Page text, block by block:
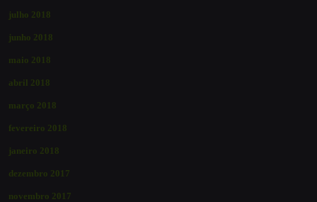
julho 2018
junho 2018
maio 2018
abril 2018
março 2018
fevereiro 2018
janeiro 2018
dezembro 2017
novembro 2017